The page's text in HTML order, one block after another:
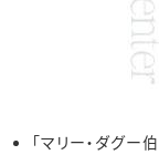
「マリー・ダグ